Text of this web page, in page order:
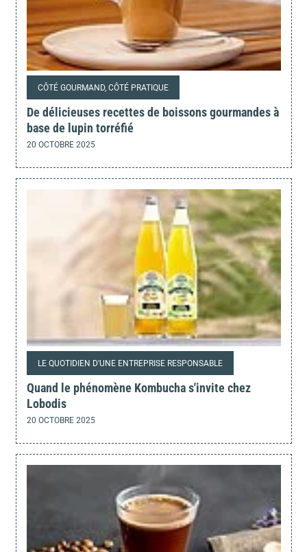
CÔTÉ GOURMAND, CÔTÉ PRATIQUE
De délicieuses recettes de boissons gourmandes à
base de lupin torréfié
20 OCTOBRE 2025
LE QUOTIDIEN D'UNE ENTREPRISE RESPONSABLE
Quand le phénomène Kombucha s'invite chez
Lobodis
20 OCTOBRE 2025